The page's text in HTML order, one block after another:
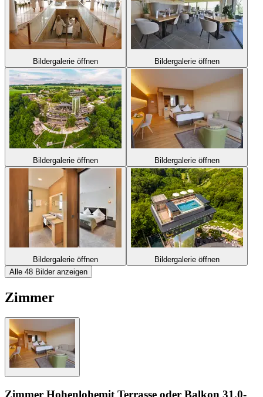
Bildergalerie öffnen Bildergalerie öffnen
Bildergalerie öffnen Bildergalerie öffnen
Bildergalerie öffnen
Bildergalerie öffnen
Alle 48 Bilder anzeigen
Zimmer
Zimmer Hohenlohemit Terrasse oder Balkon 31.0-